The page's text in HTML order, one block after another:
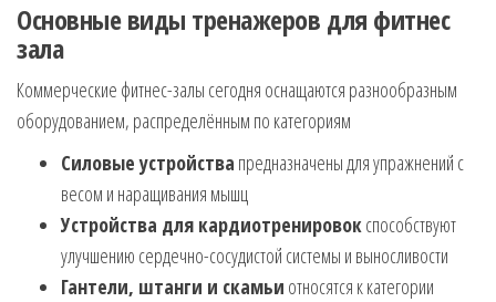
Основные виды тренажеров для фитнес
зала
Коммерческие фитнес-залы сегодня оснащаются разнообразным
оборудованием, распределённым по категориям
Силовые устройства предназначены для упражнений с
весом и наращивания мышц
Устройства для кардиотренировокспособствуют
улучшению сердечно-сосудистой системы и выносливости
Гантели, штанги и скамьи относятся к категории